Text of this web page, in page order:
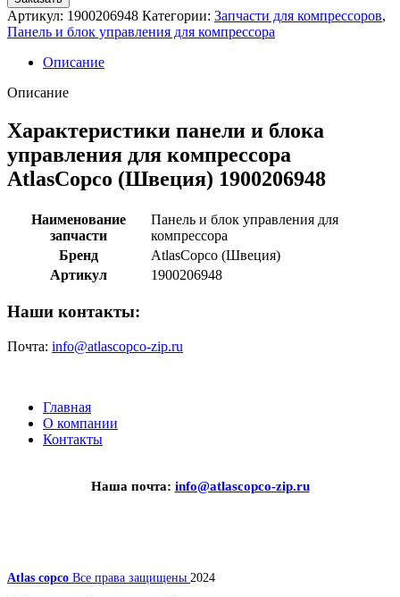
Артикул: 1900206948 Категории: Запчасти для компрессоров,
Панель и блок управления для компрессора
Описание
Описание
Характеристики панели и блока
управления для компрессора
AtlasCopco (Швеция) 1900206948
Наименование
запчасти
Панель и блок управления для
компрессора
Бренд
AtlasCopco (Швеция)
Артикул
1900206948
Наши контакты:
Почта: info@atlascopco-zip.ru
Главная
О компании
Контакты
Наша почта: info@atlascopco-zip.ru
Atlas copco Все права защищены 2024